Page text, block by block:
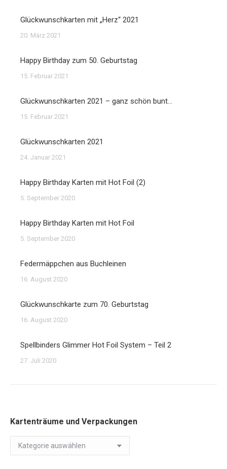
Glückwunschkarten mit „Herz“ 2021
20. März 2021
Happy Birthday zum 50. Geburtstag
15. Februar 2021
Glückwunschkarten 2021 – ganz schön bunt…
15. Februar 2021
Glückwunschkarten 2021
24. Januar 2021
Happy Birthday Karten mit Hot Foil (2)
5. September 2020
Happy Birthday Karten mit Hot Foil
5. September 2020
Federmäppchen aus Buchleinen
16. August 2020
Glückwunschkarte zum 70. Geburtstag
16. August 2020
Spellbinders Glimmer Hot Foil System – Teil 2
27. Juli 2020
Kartenträume und Verpackungen
Kartenträume
und